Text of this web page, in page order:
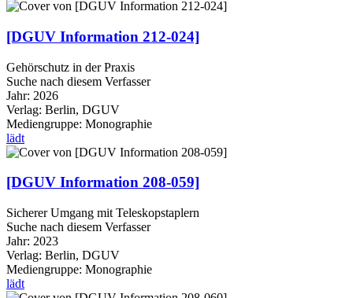
[DGUV Information 212-024]
Gehörschutz in der Praxis
Suche nach diesem Verfasser
Jahr: 2026
Verlag: Berlin, DGUV
Mediengruppe: Monographie
lädt
[DGUV Information 208-059]
Sicherer Umgang mit Teleskopstaplern
Suche nach diesem Verfasser
Jahr: 2023
Verlag: Berlin, DGUV
Mediengruppe: Monographie
lädt